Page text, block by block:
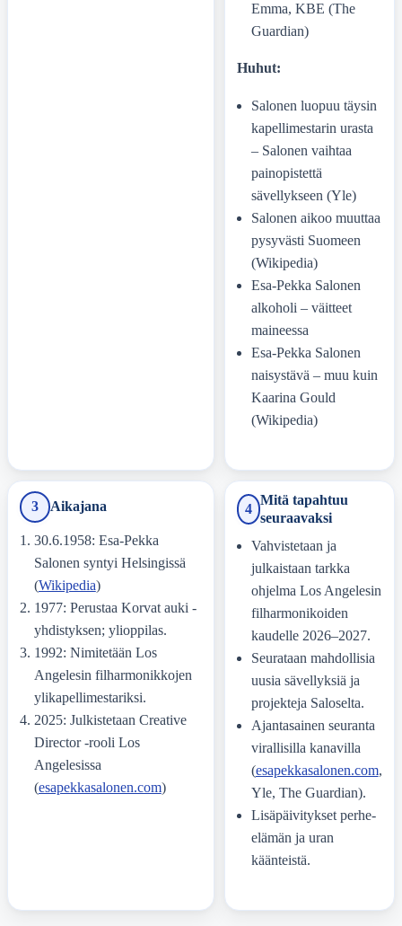
Emma, KBE (The
Guardian)
Huhut:
Salonen luopuu täysin
kapellimestarin urasta
– Salonen vaihtaa
painopistettä
sävellykseen (Yle)
Salonen aikoo muuttaa
pysyvästi Suomeen
(Wikipedia)
Esa-Pekka Salonen
alkoholi – väitteet
maineessa
Esa-Pekka Salonen
naisystävä – muu kuin
Kaarina Gould
(Wikipedia)
3 Aikajana
30.6.1958: Esa-Pekka
Salonen syntyi Helsingissä
(Wikipedia)
1977: Perustaa Korvat auki -
yhdistyksen; ylioppilas.
1992: Nimitetään Los
Angelesin filharmonikkojen
ylikapellimestariksi.
2025: Julkistetaan Creative
Director -rooli Los
Angelesissa
(esapekkasalonen.com)
4
Mitä tapahtuu
seuraavaksi
Vahvistetaan ja
julkaistaan tarkka
ohjelma Los Angelesin
filharmonikoiden
kaudelle 2026–2027.
Seurataan mahdollisia
uusia sävellyksiä ja
projekteja Saloselta.
Ajantasainen seuranta
virallisilla kanavilla
(esapekkasalonen.com,
Yle, The Guardian).
Lisäpäivitykset perhe-
elämän ja uran
käänteistä.